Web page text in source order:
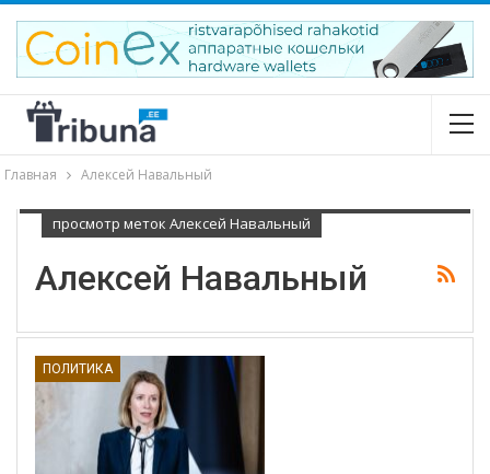
Главная Алексей Навальный
просмотр меток Алексей Навальный
Алексей Навальный
ПОЛИТИКА